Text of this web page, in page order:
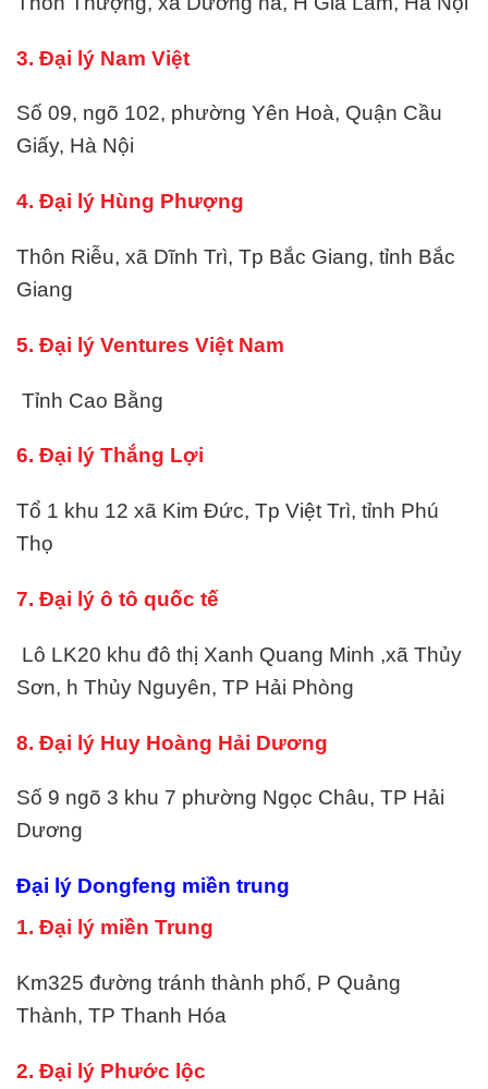
3. Đại lý Nam Việt
Số 09, ngõ 102, phường Yên Hoà, Quận Cầu
Giấy, Hà Nội
4. Đại lý Hùng Phượng
Thôn Riễu, xã Dĩnh Trì, Tp Bắc Giang, tỉnh Bắc
Giang
5. Đại lý Ventures Việt Nam
Tỉnh Cao Bằng
6. Đại lý Thắng Lợi
Tổ 1 khu 12 xã Kim Đức, Tp Việt Trì, tỉnh Phú
Thọ
7. Đại lý ô tô quốc tế
Lô LK20 khu đô thị Xanh Quang Minh ,xã Thủy
Sơn, h Thủy Nguyên, TP Hải Phòng
8. Đại lý Huy Hoàng Hải Dương
Số 9 ngõ 3 khu 7 phường Ngọc Châu, TP Hải
Dương
Đại lý Dongfeng miền trung
1. Đại lý miền Trung
Km325 đường tránh thành phố, P Quảng
Thành, TP Thanh Hóa
2. Đại lý Phước lộc